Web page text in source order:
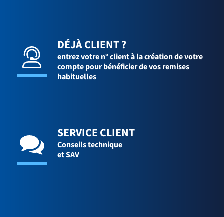
DÉJÀ CLIENT ?
entrez votre n° client à la création de votre
compte pour bénéficier de vos remises
habituelles
SERVICE CLIENT
Conseils technique
et SAV